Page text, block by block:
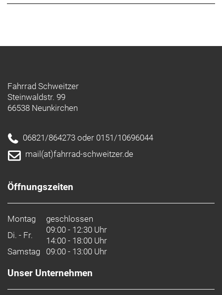
Fahrrad Schweitzer
Steinwaldstr. 99
66538 Neunkirchen
06821/864273 oder 0151/10696044
mail(at)fahrrad-schweitzer.de
Öffnungszeiten
Montag
geschlossen
Di. - Fr.
09:00 - 12:30 Uhr
14:00 - 18:00 Uhr
Samstag 09:00 - 13:00 Uhr
Unser Unternehmen